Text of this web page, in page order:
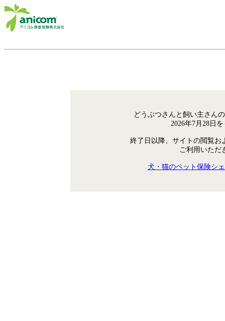
どうぶつさんと飼い主さん
2026年7月28日
終了日以降、サイトの閲覧お
ご利用いただ
犬・猫のペット保険シ